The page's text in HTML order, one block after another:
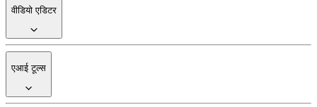
वीडियो एडिटर
एआई टूल्स